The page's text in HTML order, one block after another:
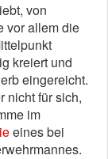
von
vor allem die
kreiert und
eingereicht.
nicht für sich,
im
eines bei